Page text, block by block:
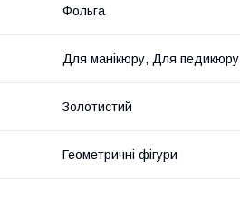
Фольга
Для манікюру, Для педикюру
Золотистий
Геометричні фігури